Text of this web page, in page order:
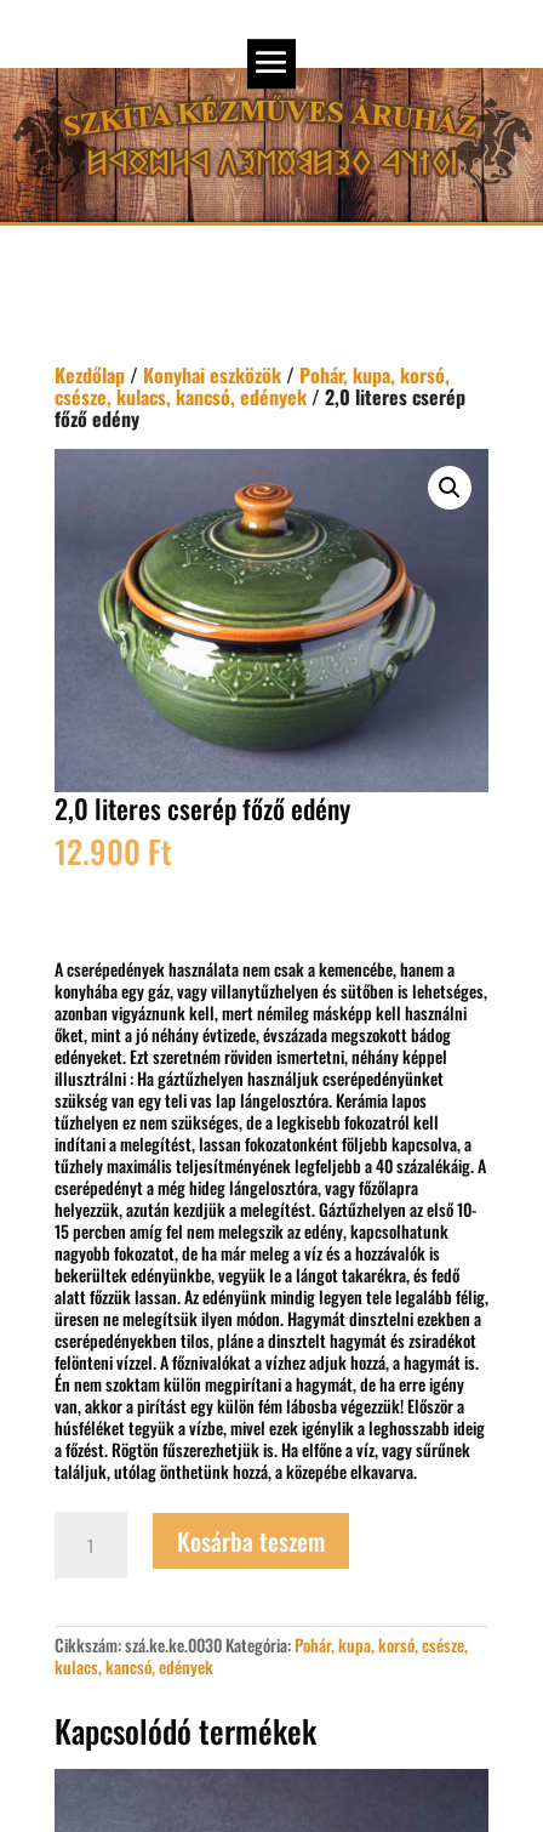
Kezdőlap/ Konyhai eszközök/ Pohár, kupa, korsó,
csésze, kulacs, kancsó, edények/ 2,0 literes cserép
főző edény
2,0 literes cserép főző edény
12.900 Ft
A cserépedények használata nem csak a kemencébe, hanem a
konyhába egy gáz, vagy villanytűzhelyen és sütőben is lehetséges,
azonban vigyáznunk kell, mert némileg másképp kell használni
őket, mint a jó néhány évtizede, évszázada megszokott bádog
edényeket. Ezt szeretném röviden ismertetni, néhány képpel
illusztrálni : Ha gáztűzhelyen használjuk cserépedényünket
szükség van egy teli vas lap lángelosztóra. Kerámia lapos
tűzhelyen ez nem szükséges, de a legkisebb fokozatról kell
indítani a melegítést, lassan fokozatonként följebb kapcsolva, a
tűzhely maximális teljesítményének legfeljebb a 40 százalékáig. A
cserépedényt a még hideg lángelosztóra, vagy főzőlapra
helyezzük, azután kezdjük a melegítést. Gáztűzhelyen az első 10-
15 percben amíg fel nem melegszik az edény, kapcsolhatunk
nagyobb fokozatot, de ha már meleg a víz és a hozzávalók is
bekerültek edényünkbe, vegyük le a lángot takarékra, és fedő
alatt főzzük lassan. Az edényünk mindig legyen tele legalább félig,
üresen ne melegítsük ilyen módon. Hagymát dinsztelni ezekben a
cserépedényekben tilos, pláne a dinsztelt hagymát és zsiradékot
felönteni vízzel. A főznivalókat a vízhez adjuk hozzá, a hagymát is.
Én nem szoktam külön megpirítani a hagymát, de ha erre igény
van, akkor a pirítást egy külön fém lábosba végezzük! Először a
húsféléket tegyük a vízbe, mivel ezek igénylik a leghosszabb ideig
a főzést. Rögtön fűszerezhetjük is. Ha elfőne a víz, vagy sűrűnek
találjuk, utólag önthetünk hozzá, a közepébe elkavarva.
literes
mennyiség
Kosárba teszem
Cikkszám:szá.ke.ke.0030 Kategória:Pohár, kupa, korsó, csésze,
kulacs, kancsó, edények
Kapcsolódó termékek